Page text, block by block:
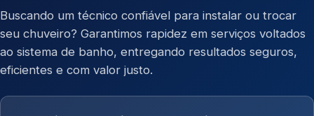
Buscando um técnico confiável para instalar ou trocar
seu chuveiro? Garantimos rapidez em serviços voltados
ao sistema de banho, entregando resultados seguros,
eficientes e com valor justo.